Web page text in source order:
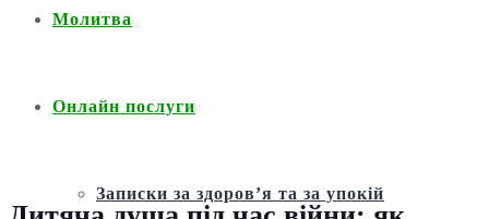
Молитва
Онлайн послуги
Записки за здоров’я та за упокій